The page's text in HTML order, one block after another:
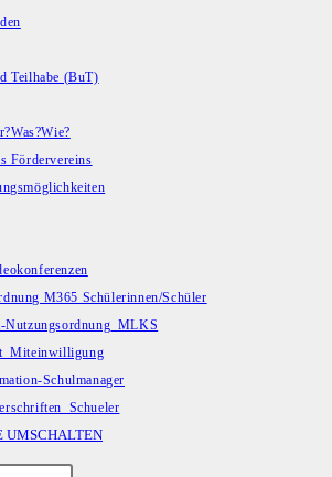
Teilhabe (BuT)
Fördervereins
M365 Schülerinnen/Schüler
Nutzungsordnung_MLKS
Schulmanager
UMSCHALTEN